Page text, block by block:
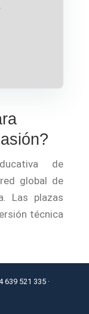
de
global de
Las plazas
técnica
639 521 335 ·